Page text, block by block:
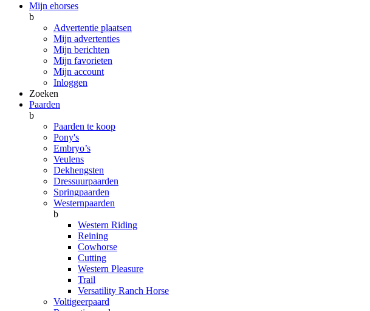
Mijn ehorses
b
Advertentie plaatsen
Mijn advertenties
Mijn berichten
Mijn favorieten
Mijn account
Inloggen
Zoeken
Paarden
b
Paarden te koop
Pony's
Embryo’s
Veulens
Dekhengsten
Dressuurpaarden
Springpaarden
Westernpaarden
b
Western Riding
Reining
Cowhorse
Cutting
Western Pleasure
Trail
Versatility Ranch Horse
Voltigeerpaard